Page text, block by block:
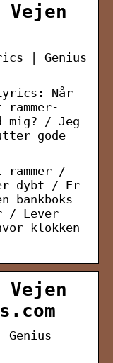
| Genius
Når
mig? / Jeg
gode
/
dybt / Er
bankboks
/ Lever
klokken